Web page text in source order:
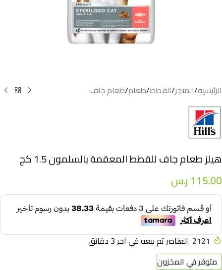
الرئيسية/المتجر/القطط/طعام/طعام جاف
هيلز طعام جاف للقطط المعقمة بالسلمون 1.5 كج
115.00 ر.س
2121 العناصر تم بيعه في آخر 3 دقائق
متوفر في المخزون